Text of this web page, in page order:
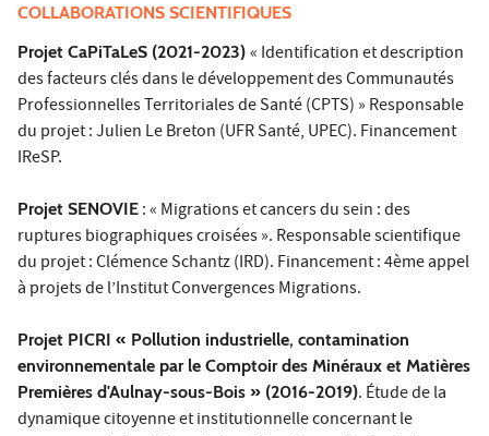
COLLABORATIONS SCIENTIFIQUES
Projet CaPiTaLeS (2021-2023) « Identification et description
des facteurs clés dans le développement des Communautés
Professionnelles Territoriales de Santé (CPTS) » Responsable
du projet : Julien Le Breton (UFR Santé, UPEC). Financement
IReSP.
Projet SENOVIE : « Migrations et cancers du sein : des
ruptures biographiques croisées ». Responsable scientifique
du projet : Clémence Schantz (IRD). Financement : 4ème appel
à projets de l’Institut Convergences Migrations.
Projet PICRI « Pollution industrielle, contamination
environnementale par le Comptoir des Minéraux et Matières
Premières d'Aulnay-sous-Bois » (2016-2019). Étude de la
dynamique citoyenne et institutionnelle concernant le